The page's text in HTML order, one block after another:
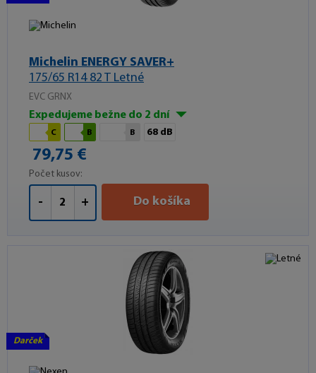
Michelin ENERGY SAVER+
175/65 R14 82 T Letné
EVC GRNX
Expedujeme bežne do 2 dní
C B B 68 dB
79,75 €
Počet kusov:
- + Do košíka
Darček